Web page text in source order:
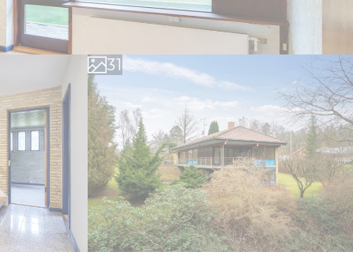
0
3
5
6
7
8
9
1
4
5
6
7
8
9